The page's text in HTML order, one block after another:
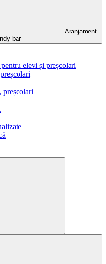
Aranjament
bar
elevi și preșcolari
preșcolari